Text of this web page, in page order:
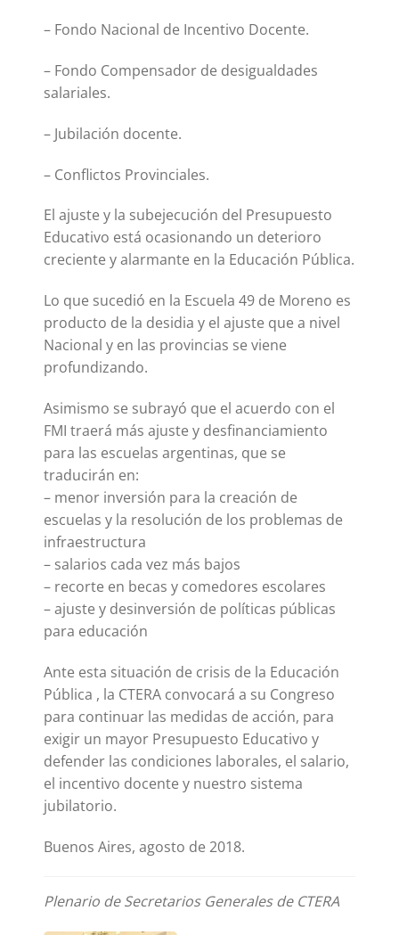
– Fondo Nacional de Incentivo Docente.
– Fondo Compensador de desigualdades
salariales.
– Jubilación docente.
– Conflictos Provinciales.
El ajuste y la subejecución del Presupuesto
Educativo está ocasionando un deterioro
creciente y alarmante en la Educación Pública.
Lo que sucedió en la Escuela 49 de Moreno es
producto de la desidia y el ajuste que a nivel
Nacional y en las provincias se viene
profundizando.
Asimismo se subrayó que el acuerdo con el
FMI traerá más ajuste y desfinanciamiento
para las escuelas argentinas, que se
traducirán en:
– menor inversión para la creación de
escuelas y la resolución de los problemas de
infraestructura
– salarios cada vez más bajos
– recorte en becas y comedores escolares
– ajuste y desinversión de políticas públicas
para educación
Ante esta situación de crisis de la Educación
Pública , la CTERA convocará a su Congreso
para continuar las medidas de acción, para
exigir un mayor Presupuesto Educativo y
defender las condiciones laborales, el salario,
el incentivo docente y nuestro sistema
jubilatorio.
Buenos Aires, agosto de 2018.
Plenario de Secretarios Generales de CTERA